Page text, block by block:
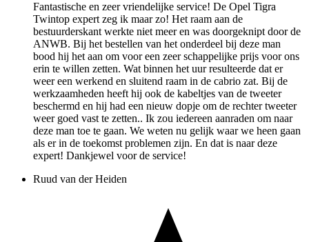
Fantastische en zeer vriendelijke service! De Opel Tigra
Twintop expert zeg ik maar zo! Het raam aan de
bestuurderskant werkte niet meer en was doorgeknipt door de
ANWB. Bij het bestellen van het onderdeel bij deze man
bood hij het aan om voor een zeer schappelijke prijs voor ons
erin te willen zetten. Wat binnen het uur resulteerde dat er
weer een werkend en sluitend raam in de cabrio zat. Bij de
werkzaamheden heeft hij ook de kabeltjes van de tweeter
beschermd en hij had een nieuw dopje om de rechter tweeter
weer goed vast te zetten.. Ik zou iedereen aanraden om naar
deze man toe te gaan. We weten nu gelijk waar we heen gaan
als er in de toekomst problemen zijn. En dat is naar deze
expert! Dankjewel voor de service!
Ruud van der Heiden